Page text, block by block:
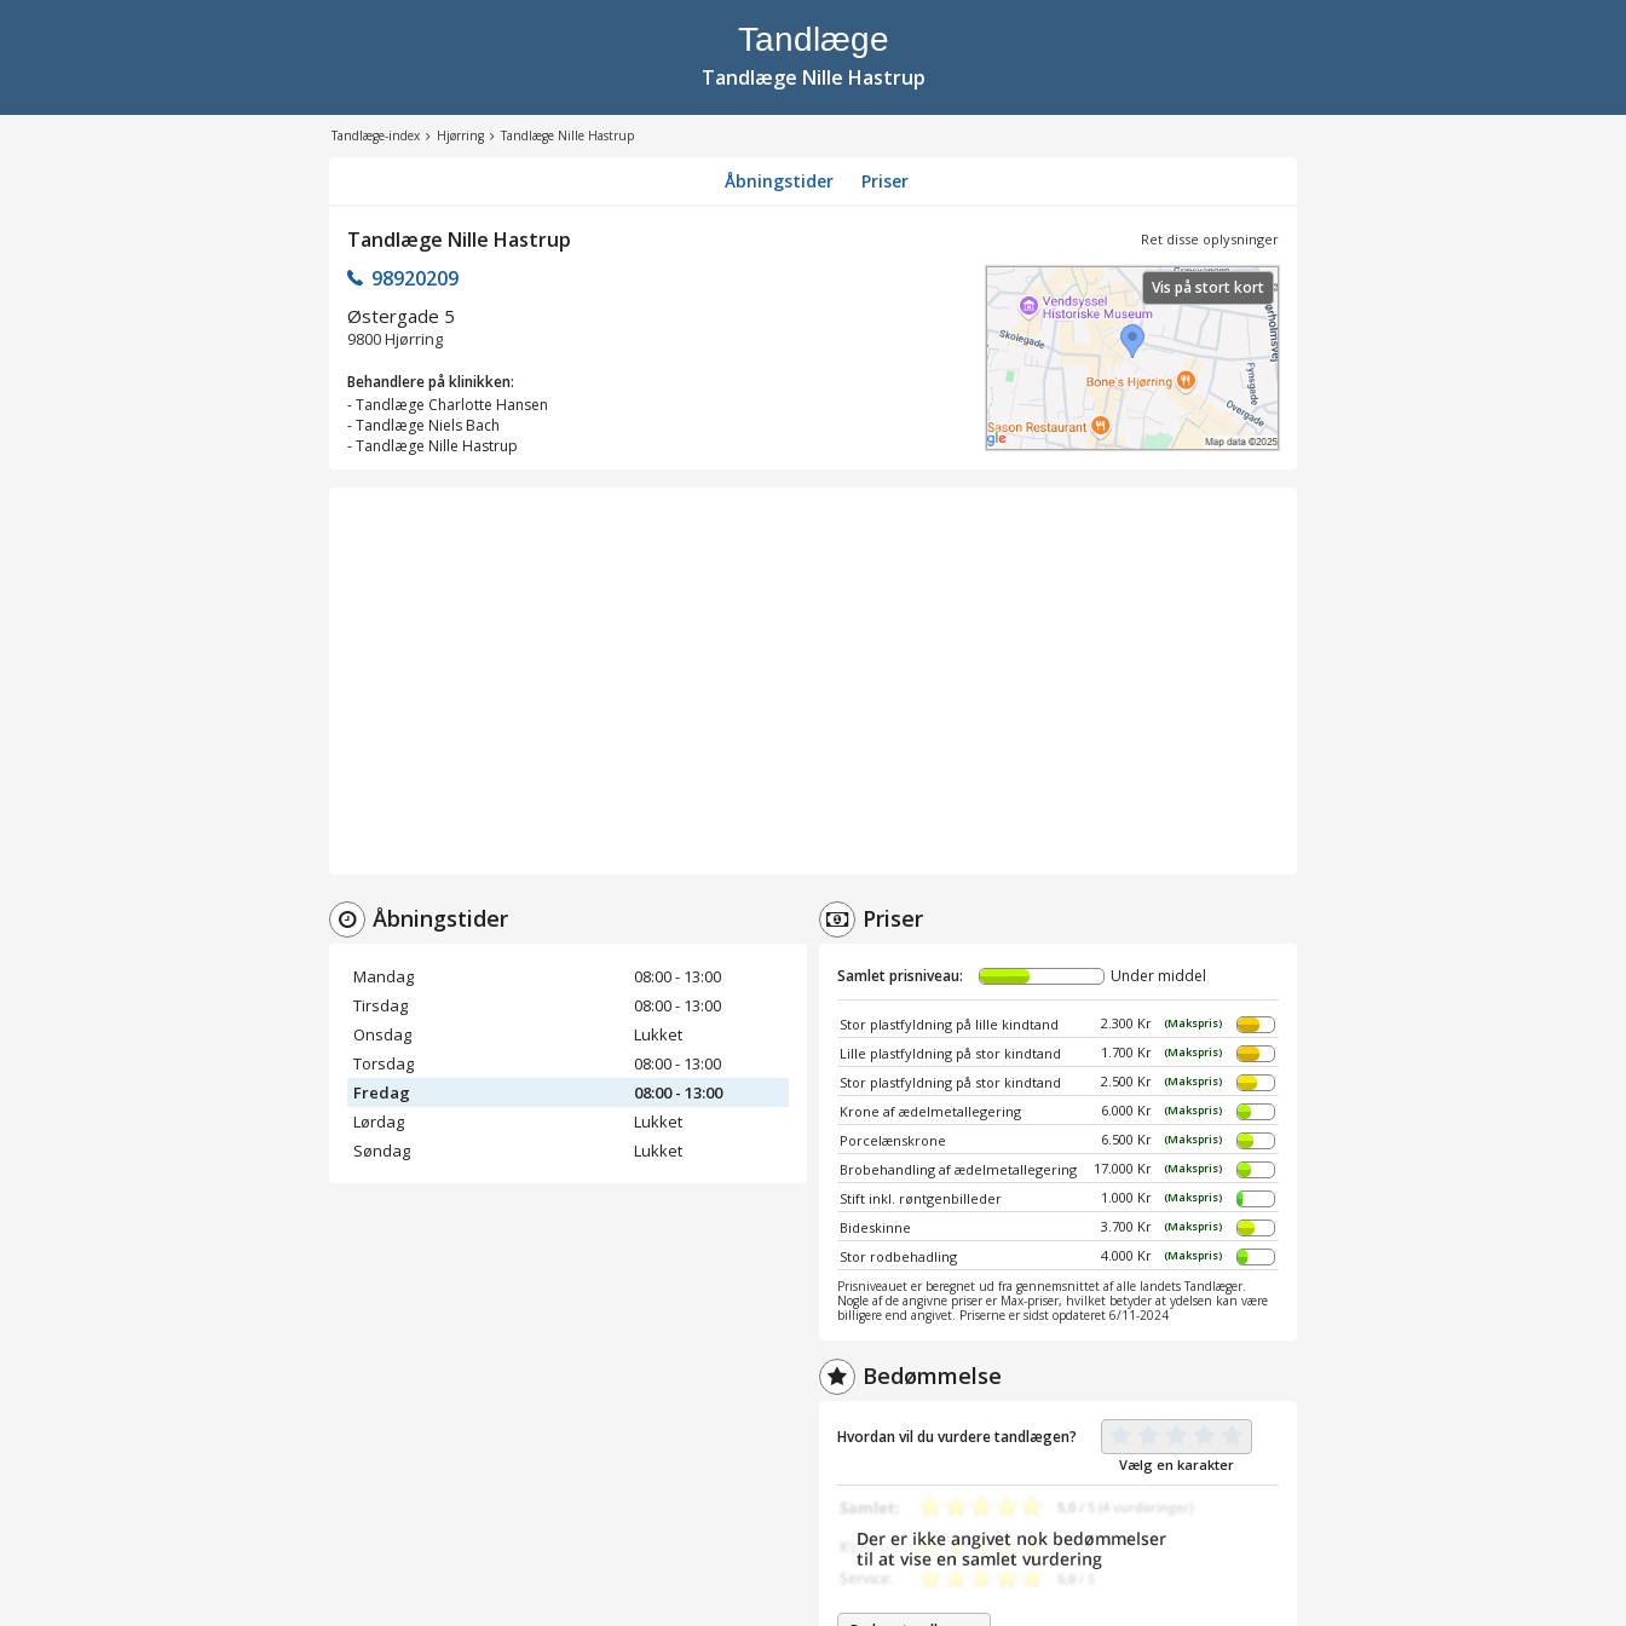
Tandlæge
Tandlæge Nille Hastrup
Tandlæge-index Hjørring Tandlæge Nille Hastrup
Åbningstider Priser
Tandlæge Nille Hastrup
98920209
Østergade 5
9800Hjørring
Behandlere på klinikken:
-Tandlæge Charlotte Hansen
-Tandlæge Niels Bach
-Tandlæge Nille Hastrup
Ret disse oplysninger
Vis på stort kort
Åbningstider
Mandag
08:00 - 13:00
Tirsdag
08:00 - 13:00
Onsdag
Lukket
Torsdag
08:00 - 13:00
Fredag
08:00 - 13:00
Lørdag
Lukket
Søndag
Lukket
Priser
Samlet prisniveau: Under middel
Stor plastfyldning på lille kindtand 2.300 Kr (Makspris)
Lille plastfyldning på stor kindtand 1.700 Kr (Makspris)
Stor plastfyldning på stor kindtand 2.500 Kr (Makspris)
Krone af ædelmetallegering 6.000 Kr (Makspris)
Porcelænskrone 6.500 Kr (Makspris)
Brobehandling af ædelmetallegering 17.000 Kr (Makspris)
Stift inkl. røntgenbilleder 1.000 Kr (Makspris)
Bideskinne 3.700 Kr (Makspris)
Stor rodbehadling 4.000 Kr (Makspris)
Prisniveauet er beregnet ud fra gennemsnittet af alle landets Tandlæger.
Nogle af de angivne priser er Max-priser, hvilket betyder at ydelsen kan være
billigere end angivet. Priserne er sidst opdateret 6/11-2024
Bedømmelse
Hvordan vil du vurdere tandlægen?
Vælg en karakter